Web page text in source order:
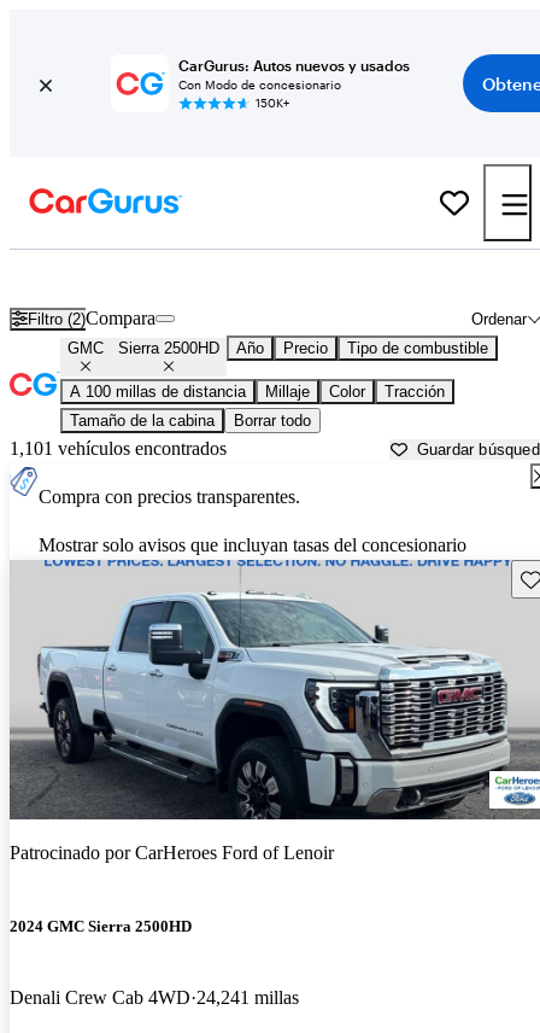
CarGurus: Autos nuevos y usados
Con Modo de concesionario
150K+
Filtro (2) Ordenar
Compara
GMC Sierra 2500HD Año Precio Tipo de combustible
A 100 millas de distancia Millaje Color
Tracción
Tamaño de la cabina
Borrar todo
1,101 vehículos encontrados Guardar
Compra con precios transparentes.
Mostrar solo avisos que incluyan tasas del concesionario
Patrocinado porCarHeroes Ford of Lenoir
2024 GMC Sierra 2500HD
Denali Crew Cab 4WD 24,241 millas